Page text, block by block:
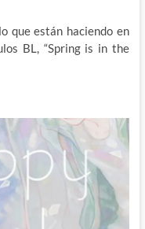
que están haciendo en
BL, “Spring is in the